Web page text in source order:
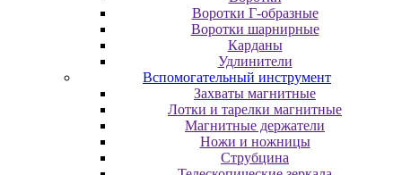
Воротки Г-образные
Воротки шарнирные
Карданы
Удлинители
Вспомогательный инструмент
Захваты магнитные
Лотки и тарелки магнитные
Магнитные держатели
Ножи и ножницы
Струбцина